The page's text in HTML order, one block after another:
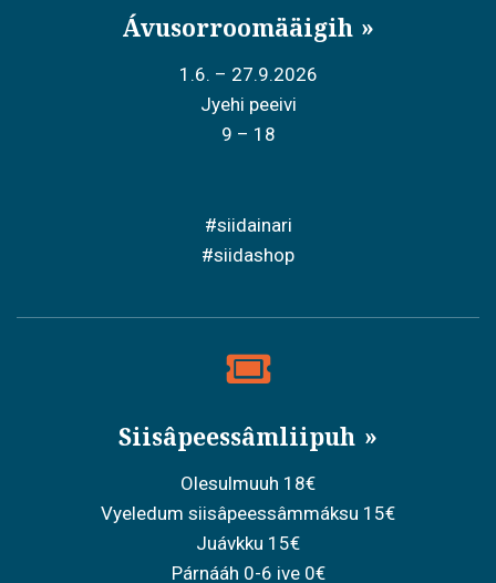
Ávusorroomääigih
1.6. – 27.9.2026
Jyehi peeivi
9 – 18
#siidainari
#siidashop
Siisâpeessâmliipuh
Olesulmuuh 18€
Vyeledum siisâpeessâmmáksu 15€
Juávkku 15€
Párnááh 0-6 ive 0€